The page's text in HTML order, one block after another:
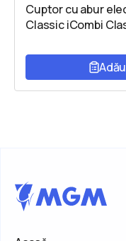
Cuptor cu abur
Classic iCombi